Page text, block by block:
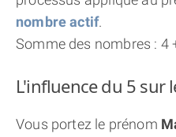
nombre actif.
Somme des nombres : 4
L'influence du 5 sur
Vous portez le prénom